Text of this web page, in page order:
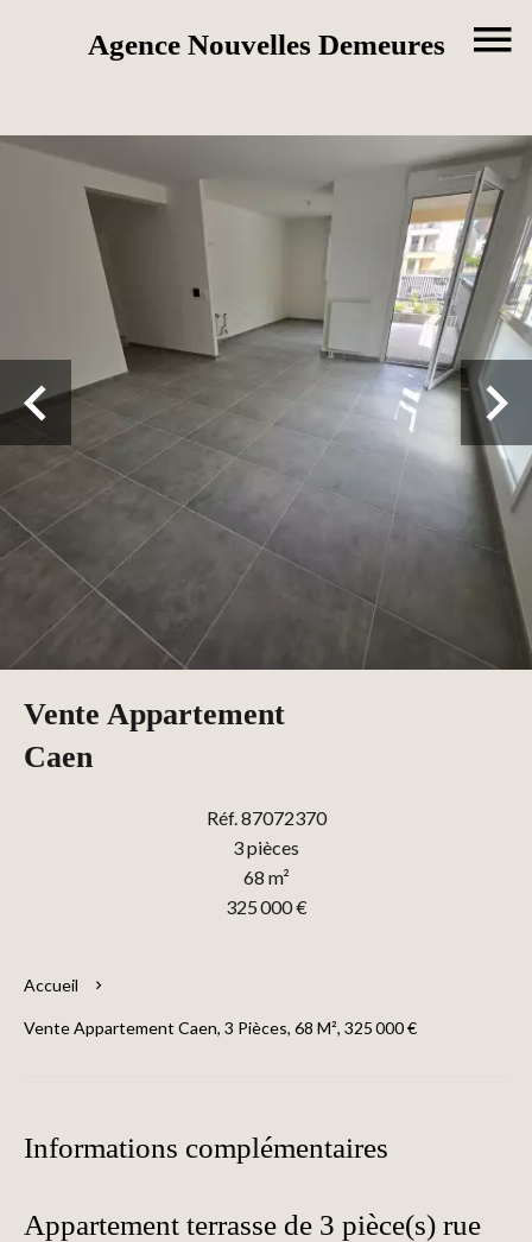
Agence Nouvelles Demeures
Vente Appartement
Caen
Réf. 87072370
3 pièces
68 m²
325 000 €
Accueil
Vente Appartement Caen, 3 Pièces, 68 M², 325 000 €
Informations complémentaires
Appartement terrasse de 3 pièce(s) rue